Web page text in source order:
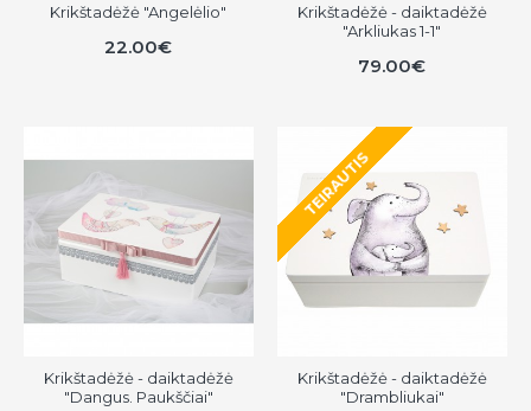
Krikštadėžė "Angelėlio"
22.00€
Krikštadėžė - daiktadėžė
"Arkliukas 1-1"
79.00€
Krikštadėžė - daiktadėžė
"Dangus. Paukščiai"
TEIRAUTIS
Krikštadėžė - daiktadėžė
"Drambliukai"